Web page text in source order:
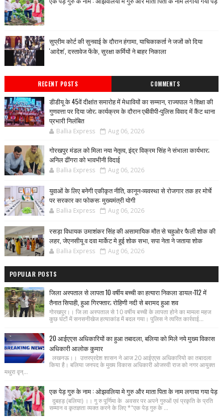
सुप्रीम कोर्ट की सुनवाई के दौरान हंगामा, याचिकाकर्ता ने जजों को दिया
'आदेश', दस्तावेज फेंके, सुरक्षा कर्मियों ने बाहर निकाला
RECENT POSTS COMMENTS
डीडीयू के 45वें दीक्षांत समारोह में मेधावियों का सम्मान, राज्यपाल ने शिक्षा की
गुणवत्ता पर दिया जोर; कार्यक्रम के दौरान एबीवीपी-पुलिस विवाद में कैंट थाना
प्रभारी निलंबित
Ballia Express Aug 06, 2026
गोरखपुर मंडल को मिला नया नेतृत्व, इंद्र विक्रम सिंह ने संभाला कार्यभार;
अनिल ढींगरा को भावभीनी विदाई
Ballia Express Aug 06, 2026
युवाओं के लिए बनेगी एकीकृत नीति, कानून-व्यवस्था से रोजगार तक हर मोर्चे
पर सरकार का फोकस: मुख्यमंत्री योगी
Ballia Express Aug 06, 2026
रसड़ा विधायक उमाशंकर सिंह की असामायिक मौत से चहुओर फैली शोक की
लहर, जेएनसीयू व दवा मार्केट मे हुई शोक सभा, सपा नेता ने जताया शोक
Ballia Express Aug 06, 2026
POPULAR POSTS
जिला अस्पताल से लापता 10 वर्षीय बच्ची का हत्यारा निकला डायल-112 में
तैनात सिपाही, हुआ गिरफ्तार; रोहिणी नदी से बरामद हुआ शव
गोरखपुर।। जि ला अस्पताल से 10 वर्षीय बच्ची के लापता होने का मामला महज
कुछ घंटों में सनसनीखेज हत्याकांड में बदल गया। पुलिस ने त्वरित कार्रवाई...
20 आईएएस अधिकारियों का हुआ तबादला, बलिया को मिले नये मुख्य विकास
अधिकारी आलोक कुमार
लखनऊ।। उत्तरप्रदेश शासन ने आज 20 आईएएस अधिकारियो का तबादला
किया है। बलिया जनपद के मुख्य विकास अधिकारी ओजस्वी राज को नगर आयुक्त
मथुरा वृन्...
एक पेड़ गुरु के नाम : ओझवलिया मे गुरु और माता पिता के नाम लगाया गया पेड़
दुबहड़ (बलिया) ।। गु रु पूर्णिमा के अवसर पर अपने गुरुओं एवं प्रकृति के प्रति
सम्मान व कृतज्ञता व्यक्त करने के लिए *"एक पेड़ गुरु के ...